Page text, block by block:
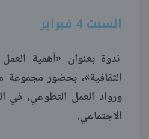
السبت 4 فبراير
ندوة بعنوان «أهمية
الثقافية»، بحضور مجموعة
ورواد العمل التطوعي، في
الاجتماعي.